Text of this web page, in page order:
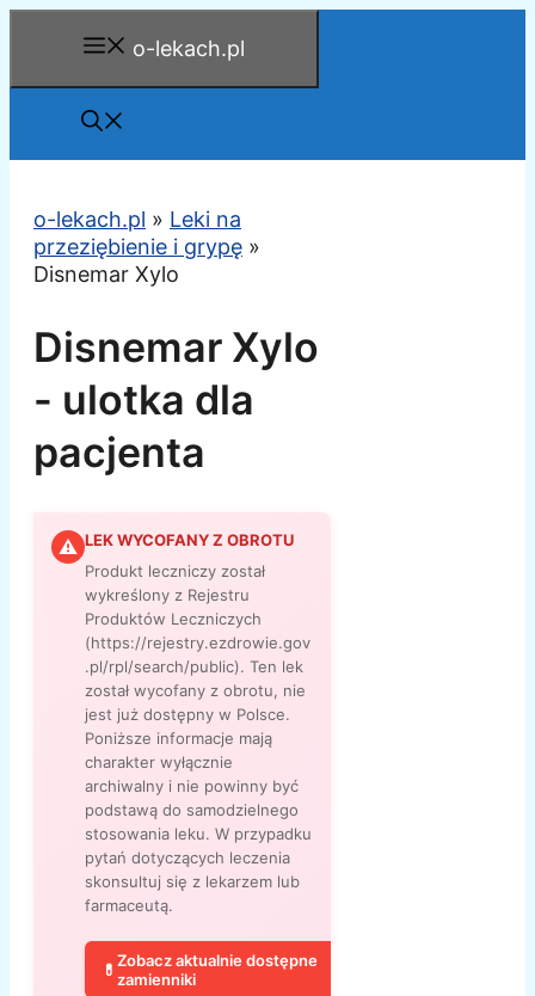
o-lekach.pl
o-lekach.pl » Leki na
przeziębienie i grypę »
Disnemar Xylo
Disnemar Xylo
- ulotka dla
pacjenta
⚠ LEK WYCOFANY Z OBROTU
Produkt leczniczy został
wykreślony z Rejestru
Produktów Leczniczych
(https://rejestry.ezdrowie.gov
.pl/rpl/search/public). Ten lek
został wycofany z obrotu, nie
jest już dostępny w Polsce.
Poniższe informacje mają
charakter wyłącznie
archiwalny i nie powinny być
podstawą do samodzielnego
stosowania leku. W przypadku
pytań dotyczących leczenia
skonsultuj się z lekarzem lub
farmaceutą.
💊 Zobacz aktualnie dostępne
zamienniki